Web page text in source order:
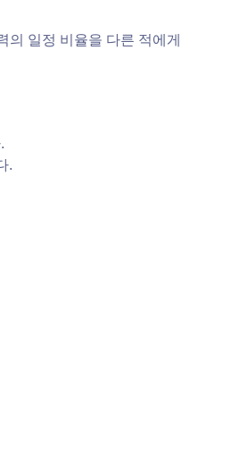
의 일정 비율을 다른 적에게
.